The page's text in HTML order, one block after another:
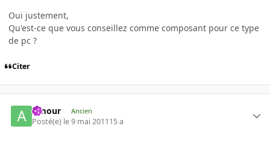
Oui justement,
Qu'est-ce que vous conseillez comme composant pour ce type
de pc ?
Citer
Amour Ancien
Posté(e) le 9 mai 201115 a